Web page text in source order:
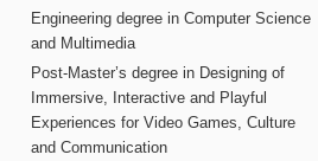
Engineering degree in Computer Science
and Multimedia
Post-Master’s degree in Designing of
Immersive, Interactive and Playful
Experiences for Video Games, Culture
and Communication